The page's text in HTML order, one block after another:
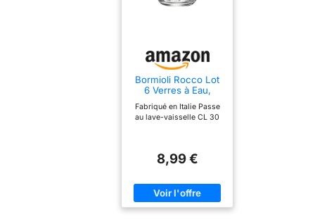
l'inconfort de les laver à
vous permet de vous
détendre complètement
pendant l'expérience. ✨
- Ces verres à pied
émettent un son
mélodique et cristallin,
élément de magie à
chaque occasion. Votre
toast sera accompagné
d'une note de musique
de fête, créant une
Bormioli Rocco Lot
6 Verres à Eau,
Fabriqué en Italie Passe
au lave-vaisselle CL 30
8,99 €